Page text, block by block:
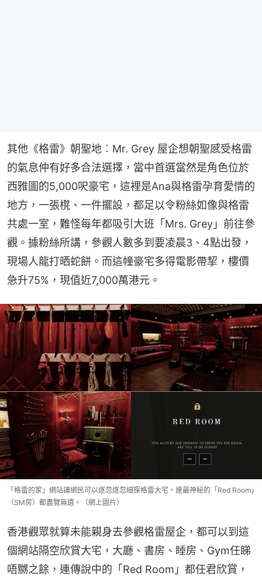
其他《格雷》朝聖地︰Mr. Grey 屋企想朝聖感受格雷
的氣息仲有好多合法選擇，當中首選當然是角色位於
西雅圖的5,000呎豪宅，這裡是Ana與格雷孕育愛情的
地方，一張櫈、一件擺設，都足以令粉絲如像與格雷
共處一室，難怪每年都吸引大班「Mrs. Grey」前往參
觀。據粉絲所講，參觀人數多到要凌晨3、4點出發，
現場人龍打晒蛇餅。而這幢豪宅多得電影帶挈，樓價
急升75%，現值近7,000萬港元。
「格雷的家」網站讓網民可以逐忽逐忽細探格雷大宅，連最神秘的「Red Room」
（SM房）都盡覽無遺。（網上圖片）
香港觀眾就算未能親身去參觀格雷屋企，都可以到這
個網站隔空欣賞大宅，大廳、書房、睡房、Gym任睇
唔嬲之餘，連傳說中的「Red Room」都任君欣賞，